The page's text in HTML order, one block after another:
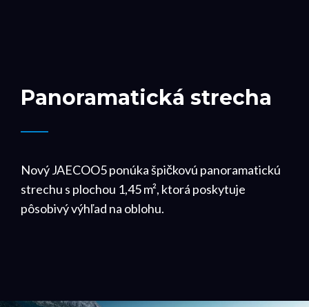
Panoramatická strecha
Nový JAECOO5 ponúka špičkovú panoramatickú
strechu s plochou 1,45 m², ktorá poskytuje
pôsobivý výhľad na oblohu.